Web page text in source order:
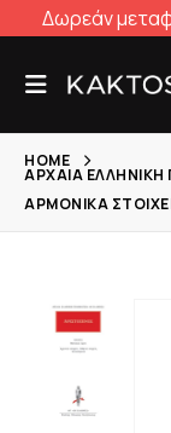
Δωρεάν
HOME
ΑΡΧΑΊΑ
ΑΡΜΟΝΙΚΆ